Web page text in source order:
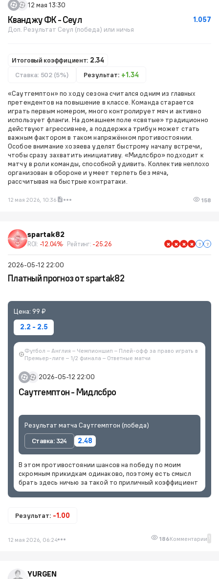
12 мая 13:30
1.057
Кванджу ФК - Сеул
Доп. Результат Сеул (победа) или ничья
Итоговый коэффициент: 2.34
Ставка: 502 (5%)
Результат: +1.34
«Саутгемптон» по ходу сезона считался одним из главных
претендентов на повышение в классе. Команда старается
играть первым номером, много контролирует мяч и активно
использует фланги. На домашнем поле «святые» традиционно
действуют агрессивнее, а поддержка трибун может стать
важным фактором в таком напряжённом противостоянии.
Особое внимание хозяева уделят быстрому началу встречи,
чтобы сразу захватить инициативу. «Мидлсбро» подходит к
матчу в роли команды, способной удивить. Коллектив неплохо
организован в обороне и умеет терпеть без мяча,
рассчитывая на быстрые контратаки.
12 мая 2026, 10:36 158
spartak82
ROI: -12.04% Рейтинг: -25.26
2026-05-12 22:00
Платный прогноз от spartak82
Цена: 99 ₽
2.2 - 2.5
Футбол – Англия – Чемпионшип – Плей-офф за право играть в
Премьер-лиге – 1/2 финала – Ответные матчи
2026-05-12 22:00
Саутгемптон - Мидлсбро
Результат матча Саутгемптон (победа)
Ставка: 324
2.48
В этом противостоянии шансов на победу по моим
скромным прикидкам одинаково, поэтому есть смысл
брать здесь ничью за такой то приличный коэффициент
Результат: -1.00
12 мая 2026, 06:24 186Комментарии 1
YURGEN